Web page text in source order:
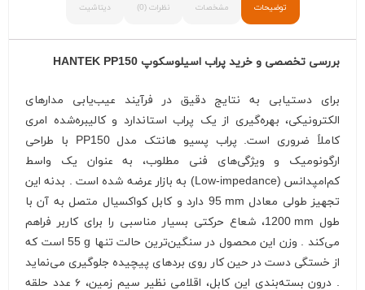
توضیحات مشخصات نظرات (0) دیتاشیت
بررسی تخصصی و خرید پراب اسیلوسکوپ HANTEK PP150
برای دستیابی به نتایج دقیق در فرآیند عیب‌یابی مدارهای
الکترونیکی، بهره‌گیری از یک پراب استاندارد و کالیبره‌شده امری
کاملاً ضروری است. پراب پسیو هانتک مدل PP150 با طراحی
ارگونومیک و ویژگی‌های فنی مطلوب، به عنوان یک واسط
کم‌امپدانس (Low-impedance) به بازار عرضه شده است . بدنه این
تجهیز طولی معادل 95 mm دارد و کابل کواکسیال متصل به آن با
طول 1200 mm، شعاع حرکتی بسیار مناسبی را برای کاربر فراهم
می‌کند . وزن این محصول در سنگین‌ترین حالت تنها 55 gاست که
از خستگی دست در حین کار روی بردهای پیچیده جلوگیری می‌نماید
. درون بسته‌بندی این کابل، اقلامی نظیر سیم زمین، ۶ عدد حلقه